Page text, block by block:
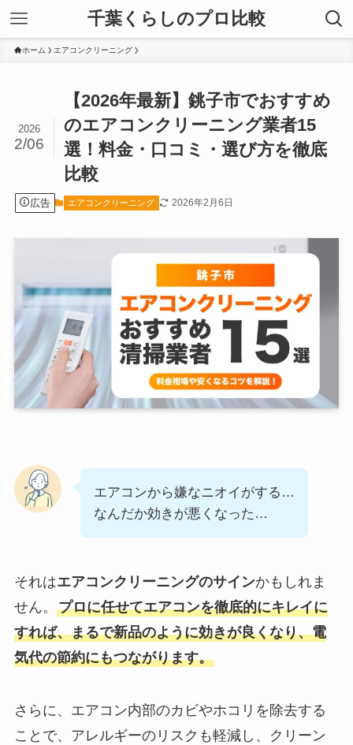
千葉くらしのプロ比較
ホーム エアコンクリーニング
【2026年最新】銚子市でおすすめ
のエアコンクリーニング業者15
選！料金・口コミ・選び方を徹底
比較
2026
2/06
広告 エアコンクリーニング 2026年2月6日
エアコンから嫌なニオイがする…
なんだか効きが悪くなった…
それはエアコンクリーニングのサインかもしれま
せん。 プロに任せてエアコンを徹底的にキレイに
すれば、まるで新品のように効きが良くなり、電
気代の節約にもつながります。
さらに、エアコン内部のカビやホコリを除去する
ことで、アレルギーのリスクも軽減し、クリーン